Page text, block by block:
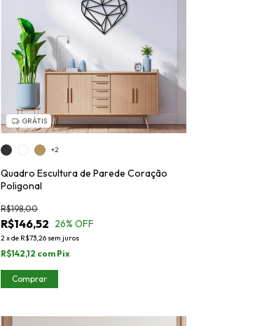
GRÁTIS
Quadro Escultura de Parede Coração
Poligonal
R$146,52
R$198,00
26% OFF
2xde R$73,26 sem juros
R$142,12 com Pix
+2
Comprar